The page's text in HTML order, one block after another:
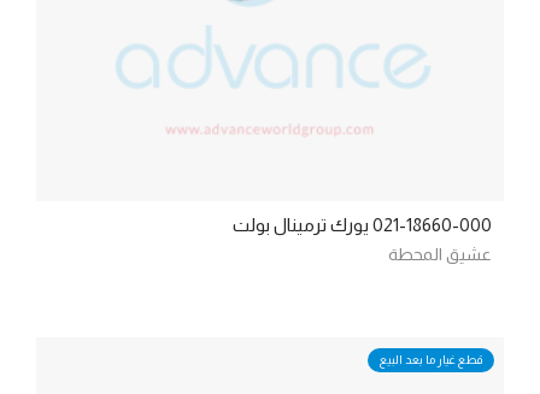
021-18660-000 يورك ترمينال بولت
عشيق المحطة
قطع غيار ما بعد البيع